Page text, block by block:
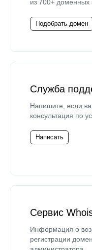
из 700+ доменных
Подобрать домен
Служба
Напишите, если
консультация по
Написать
Сервис
Информация о
регистрации